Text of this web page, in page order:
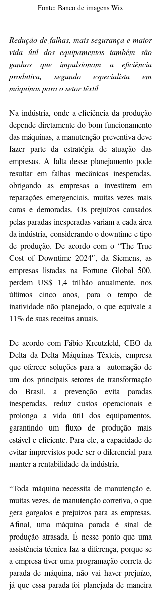
Fonte: Banco de imagens Wix
Redução de falhas, mais segurança e maior
vida útil dos equipamentos também são
ganhos que impulsionam a eficiência
produtiva, segundo especialista em
máquinas para o setor têxtil
Na indústria, onde a eficiência da produção
depende diretamente do bom funcionamento
das máquinas, a manutenção preventiva deve
fazer parte da estratégia de atuação das
empresas. A falta desse planejamento pode
resultar em falhas mecânicas inesperadas,
obrigando as empresas a investirem em
reparações emergenciais, muitas vezes mais
caras e demoradas. Os prejuízos causados
pelas paradas inesperadas variam a cada área
da indústria, considerando o downtime e tipo
de produção. De acordo com o “The True
Cost of Downtime 2024″, da Siemens, as
empresas listadas na Fortune Global 500,
perdem US$ 1,4 trilhão anualmente, nos
últimos cinco anos, para o tempo de
inatividade não planejado, o que equivale a
11% de suas receitas anuais.
De acordo com Fábio Kreutzfeld, CEO da
Delta da Delta Máquinas Têxteis, empresa
que oferece soluções para a  automação de
um dos principais setores de transformação
do Brasil, a prevenção evita paradas
inesperadas, reduz custos operacionais e
prolonga a vida útil dos equipamentos,
garantindo um fluxo de produção mais
estável e eficiente. Para ele, a capacidade de
evitar imprevistos pode ser o diferencial para
manter a rentabilidade da indústria.
“Toda máquina necessita de manutenção e,
muitas vezes, de manutenção corretiva, o que
gera gargalos e prejuízos para as empresas.
Afinal, uma máquina parada é sinal de
produção atrasada. É nesse ponto que uma
assistência técnica faz a diferença, porque se
a empresa tiver uma programação correta de
parada de máquina, não vai haver prejuízo,
já que essa parada foi planejada de maneira